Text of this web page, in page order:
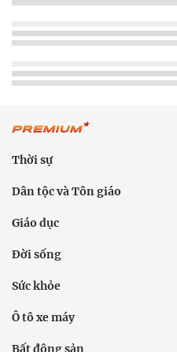
Thời sự
Dân tộc và Tôn giáo
Giáo dục
Đời sống
Sức khỏe
Ô tô xe máy
Bất động sản